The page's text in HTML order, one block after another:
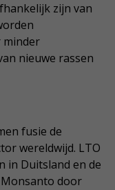
zijn van
minder
nieuwe rassen
fusie de
wereldwijd. LTO
in Duitsland en de
door